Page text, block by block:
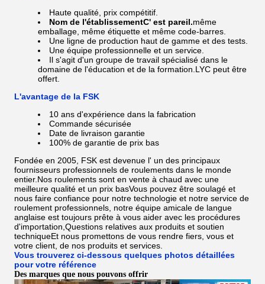
Haute qualité, prix compétitif.
Nom de l'établissementC' est pareil.même
emballage, même étiquette et même code-barres.
Une ligne de production haut de gamme et des tests.
Une équipe professionnelle et un service.
Il s'agit d'un groupe de travail spécialisé dans le
domaine de l'éducation et de la formation. LYC peut être
offert.
L'avantage de la FSK
10 ans d'expérience dans la fabrication
Commande sécurisée
Date de livraison garantie
100% de garantie de prix bas
Fondée en 2005, FSK est devenue l' un des principaux
fournisseurs professionnels de roulements dans le monde
entier.Nos roulements sont en vente à chaud avec une
meilleure qualité et un prix basVous pouvez être soulagé et
nous faire confiance pour notre technologie et notre service de
roulement professionnels, notre équipe amicale de langue
anglaise est toujours prête à vous aider avec les procédures
d'importation,Questions relatives aux produits et soutien
techniqueEt nous promettons de vous rendre fiers, vous et
votre client, de nos produits et services.
Vous trouverez ci-dessous quelques photos détaillées
pour votre référence
Des marques que nous pouvons offrir